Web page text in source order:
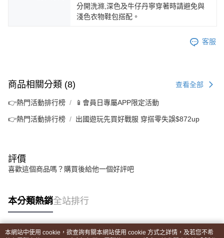
分開洗滌,深色及牛仔丹寧穿著時請避免與
淺色衣物鞋包搭配。
客服
商品相關分類 (8) 查看全部
👉熱門活動排行榜 📱會員日專屬APP限定活動
👉熱門活動排行榜 出國遊玩先買好戰服 穿搭零失誤$872up
評價
喜歡這個商品嗎？購買後給他一個好評吧
本分類熱銷全站排行
本網站中使用 cookie，欲查詢有關本網站使用 cookie 方式之詳情，及若您不希